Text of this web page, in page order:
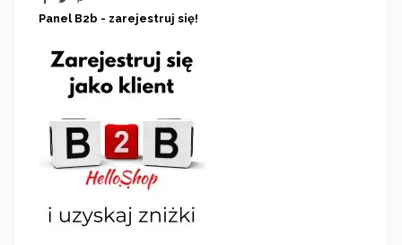
Panel B2b - zarejestruj się!